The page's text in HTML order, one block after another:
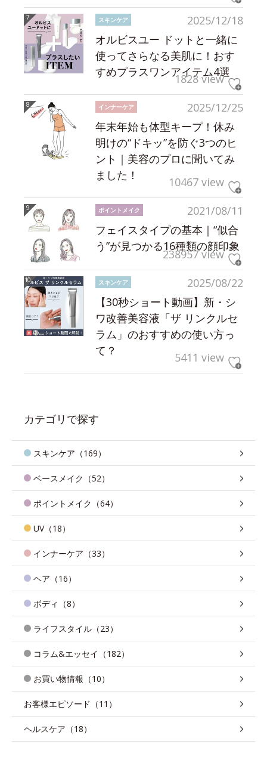
2025/12/18
スキンケア
オルビスユー ドットと一緒に
使ってさらなる美肌に！おす
すめプラスワンアイテム4選
1828 view
2025/12/25
インナーケア
年末年始も体型キープ！休み
明けの“ドキッ”を防ぐ3つのヒ
ント｜美容のプロに聞いてみ
ました！
10467 view
2021/08/11
ポイントメイク
フェイスタイプの基本｜“似合
う”が見つかる16種類の顔印象
238957 view
2025/08/22
スキンケア
【30秒ショート動画】新・シ
ワ改善美容液「ザ リンクルセ
ラム」のおすすめの使い方っ
て？
5411 view
カテゴリで探す
スキンケア（169）
ベースメイク（52）
ポイントメイク（64）
UV（18）
インナーケア（33）
ヘア（16）
ボディ（8）
ライフスタイル（23）
コラム&エッセイ（182）
お買い物情報（10）
お客様エピソード（11）
ヘルスケア（18）